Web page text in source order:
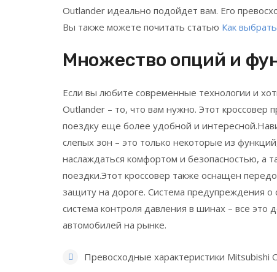
Outlander идеально подойдет вам. Его
Вы также можете почитать статью Как
Множество опций и
Если вы любите современные технологии и
Outlander – то, что вам нужно. Этот
поездку еще более удобной и
слепых зон – это только некоторые из
наслаждаться комфортом и безопасностью, а
поездки.Этот кроссовер также оснащен
защиту на дороге. Система предупреждения
система контроля давления в шинах – все
автомобилей на рынке.
Превосходные характеристики Mitsubishi